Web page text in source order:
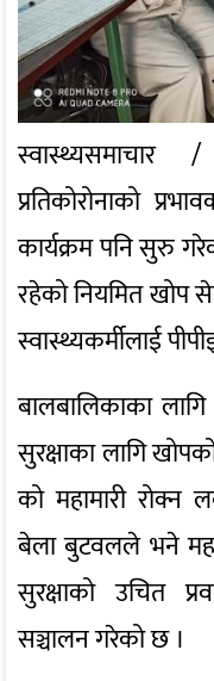
स्वास्थ्यसमाचार /
प्रतिकोरोनाको
कार्यक्रम पनि सुरु
रहेको नियमित खोप
स्वास्थ्यकर्मीलाई
बालबालिकाका
सुरक्षाका लागि
को महामारी रोक्न
बेला बुटवलले भने
सुरक्षाको उचित
सञ्चालन गरेको छ ।